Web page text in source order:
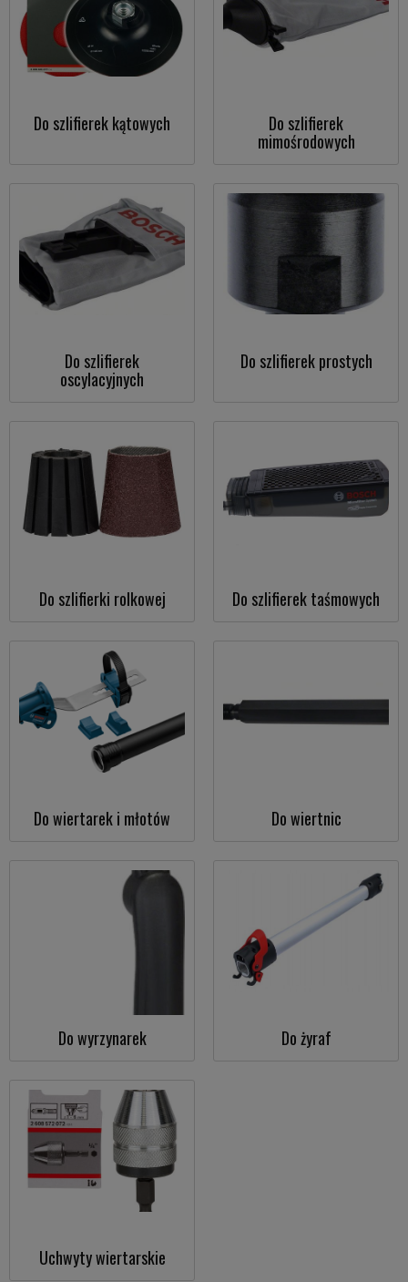
Do szlifierek kątowych Do szlifierek
mimośrodowych
Do szlifierek
oscylacyjnych
Do szlifierek prostych
Do szlifierki rolkowej Do szlifierek taśmowych
Do wiertarek i młotów Do wiertnic
Do wyrzynarek Do żyraf
Uchwyty wiertarskie